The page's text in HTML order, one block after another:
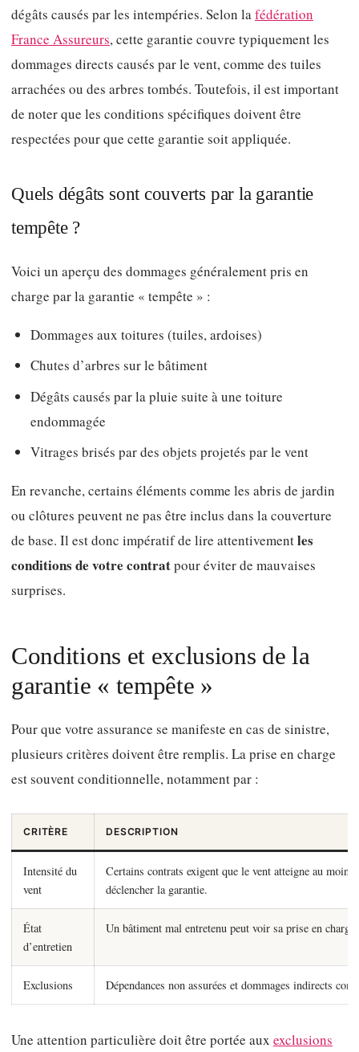
dégâts causés par les intempéries. Selon lafédération
France Assureurs, cette garantie couvre typiquement les
dommages directs causés par le vent, comme des tuiles
arrachées ou des arbres tombés. Toutefois, il est important
de noter que les conditions spécifiques doivent être
respectées pour que cette garantie soit appliquée.
Quels dégâts sont couverts par la garantie
tempête ?
Voici un aperçu des dommages généralement pris en
charge par la garantie « tempête » :
Dommages aux toitures (tuiles, ardoises)
Chutes d’arbres sur le bâtiment
Dégâts causés par la pluie suite à une toiture
endommagée
Vitrages brisés par des objets projetés par le vent
En revanche, certains éléments comme les abris de jardin
ou clôtures peuvent ne pas être inclus dans la couverture
de base. Il est donc impératif de lire attentivementles
conditions de votre contratpour éviter de mauvaises
surprises.
Conditions et exclusions de la
garantie « tempête »
Pour que votre assurance se manifeste en cas de sinistre,
plusieurs critères doivent être remplis. La prise en charge
est souvent conditionnelle, notamment par :
CRITÈRE DESCRIPTION
Intensité du
vent
Certains contrats exigent que le vent atteigne au
déclencher la garantie.
État
d’entretien
Un bâtiment mal entretenu peut voir sa prise en charge
Exclusions Dépendances non assurées et dommages indirects
Une attention particulière doit être portée aux exclusions